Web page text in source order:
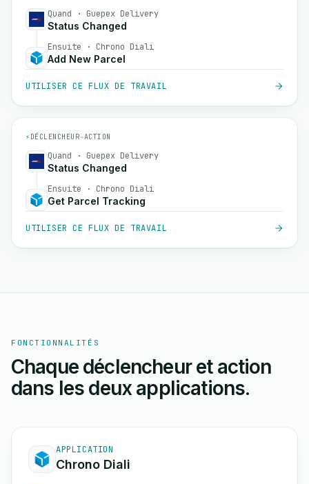
Quand · Guepex Delivery
Status Changed
Ensuite · Chrono Diali
Add New Parcel
UTILISER CE FLUX DE TRAVAIL
⚡ DÉCLENCHEUR→ACTION
Quand · Guepex Delivery
Status Changed
Ensuite · Chrono Diali
Get Parcel Tracking
UTILISER CE FLUX DE TRAVAIL
FONCTIONNALITÉS
Chaque déclencheur et action
dans les deux applications.
APPLICATION
Chrono Diali